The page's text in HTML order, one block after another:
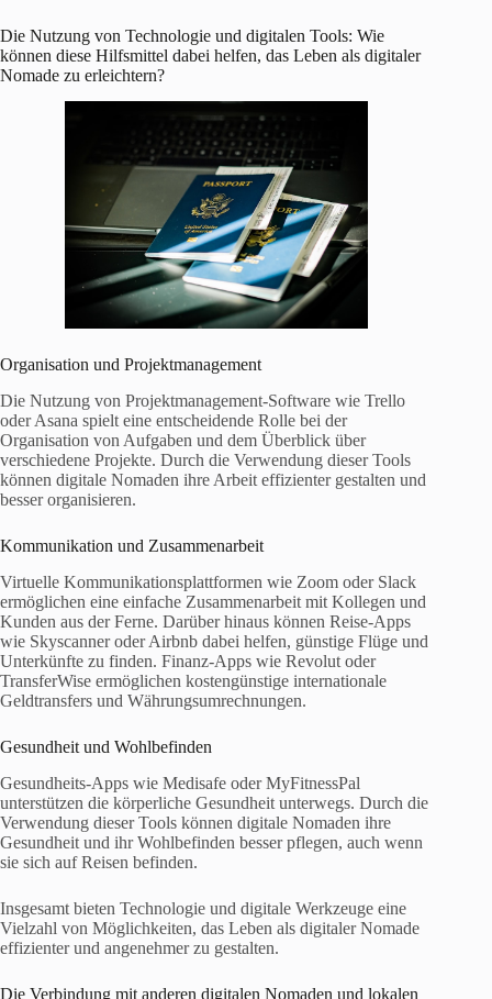
Die Nutzung von Technologie und digitalen Tools: Wie
können diese Hilfsmittel dabei helfen, das Leben als digitaler
Nomade zu erleichtern?
Organisation und Projektmanagement
Die Nutzung von Projektmanagement-Software wie Trello
oder Asana spielt eine entscheidende Rolle bei der
Organisation von Aufgaben und dem Überblick über
verschiedene Projekte. Durch die Verwendung dieser Tools
können digitale Nomaden ihre Arbeit effizienter gestalten und
besser organisieren.
Kommunikation und Zusammenarbeit
Virtuelle Kommunikationsplattformen wie Zoom oder Slack
ermöglichen eine einfache Zusammenarbeit mit Kollegen und
Kunden aus der Ferne. Darüber hinaus können Reise-Apps
wie Skyscanner oder Airbnb dabei helfen, günstige Flüge und
Unterkünfte zu finden. Finanz-Apps wie Revolut oder
TransferWise ermöglichen kostengünstige internationale
Geldtransfers und Währungsumrechnungen.
Gesundheit und Wohlbefinden
Gesundheits-Apps wie Medisafe oder MyFitnessPal
unterstützen die körperliche Gesundheit unterwegs. Durch die
Verwendung dieser Tools können digitale Nomaden ihre
Gesundheit und ihr Wohlbefinden besser pflegen, auch wenn
sie sich auf Reisen befinden.
Insgesamt bieten Technologie und digitale Werkzeuge eine
Vielzahl von Möglichkeiten, das Leben als digitaler Nomade
effizienter und angenehmer zu gestalten.
Die Verbindung mit anderen digitalen Nomaden und lokalen